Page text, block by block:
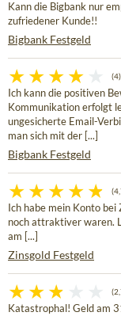
Kann die Bigbank nur
zufriedener Kunde!!
Bigbank Festgeld
(4)
Ich kann die positiven
Kommunikation erfolgt
ungesicherte Email-
man sich mit der [...]
Bigbank Festgeld
Ich habe mein Konto
noch attraktiver waren.
am [...]
Zinsgold Festgeld
Katastrophal! Geld am